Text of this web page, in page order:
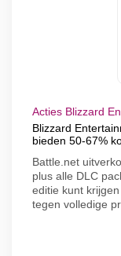
Acties Blizzard
Blizzard
bieden 50-67%
Battle.net
plus alle DLC
editie kunt
tegen volledige